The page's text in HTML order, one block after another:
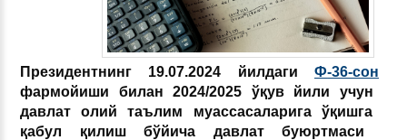
Президентнинг 19.07.2024 йилдаги Ф-36-сон
фармойиши билан 2024/2025 ўқувйили учун
давлат олий таълим муассасаларигаўқишга
қабул қилишбўйича давлатбуюртмаси